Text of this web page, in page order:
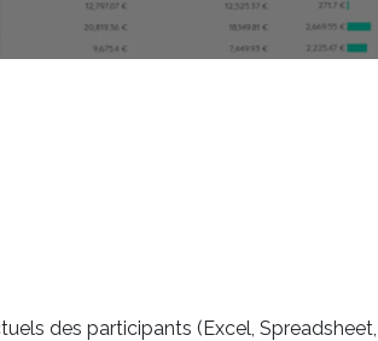
des participants (Excel, Spreadsheet,